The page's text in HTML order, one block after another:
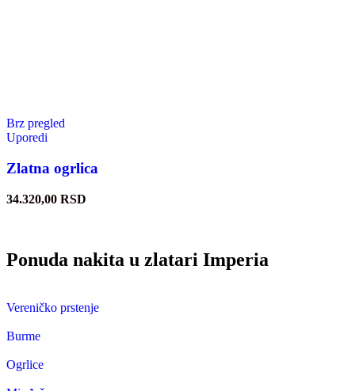
Brz pregled
Uporedi
Zlatna ogrlica
34.320,00 RSD
Ponuda nakita u zlatari Imperia
Vereničko prstenje
Burme
Ogrlice